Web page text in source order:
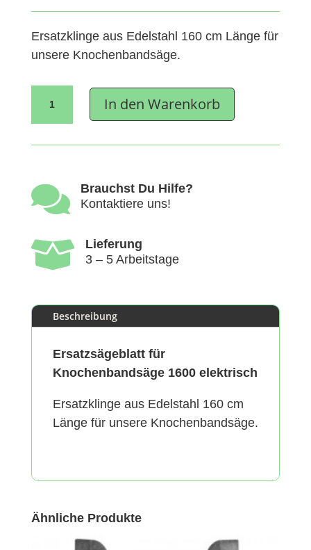
Ersatzklinge aus Edelstahl 160 cm Länge für
unsere Knochenbandsäge.
Ersatzsägeblatt
Knochenbandsäge
In den Warenkorb

Brauchst Du Hilfe?
Kontaktiere uns!

Lieferung
3 – 5 Arbeitstage
Beschreibung
Ersatzsägeblatt für
Knochenbandsäge 1600 elektrisch
Ersatzklinge aus Edelstahl 160 cm
Länge für unsere Knochenbandsäge.
Ähnliche Produkte